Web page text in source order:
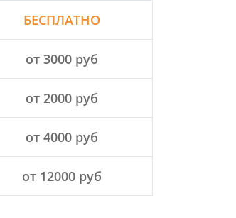
БЕСПЛАТНО
от 3000 руб
от 2000 руб
от 4000 руб
от 12000 руб